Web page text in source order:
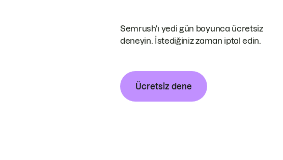
Semrush'ı yedi gün boyunca ücretsiz
deneyin. İstediğiniz zaman iptal edin.
Ücretsiz dene